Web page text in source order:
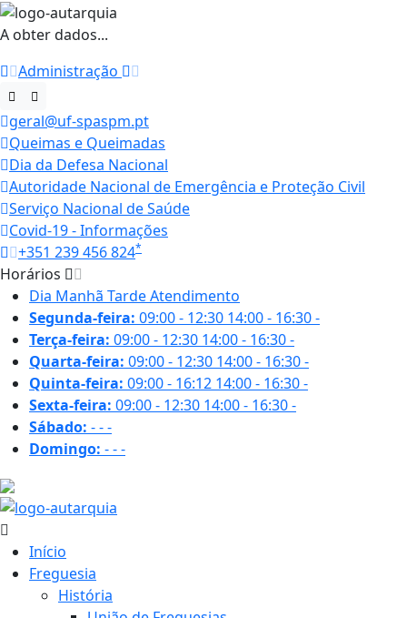
A obter dados...
Administração
geral@uf-spaspm.pt
Queimas e Queimadas
Dia da Defesa Nacional
Autoridade Nacional de Emergência e Proteção Civil
Serviço Nacional de Saúde
Covid-19 - Informações
+351 239 456 824*
Horários
Dia Manhã TardeAtendimento
Segunda-feira: 09:00 - 12:30 14:00 - 16:30-
Terça-feira: 09:00 - 12:30 14:00 - 16:30-
Quarta-feira: 09:00 - 12:30 14:00 - 16:30-
Quinta-feira: 09:00 - 16:12 14:00 - 16:30-
Sexta-feira: 09:00 - 12:30 14:00 - 16:30-
Sábado: ---
Domingo: ---
Início
Freguesia
História